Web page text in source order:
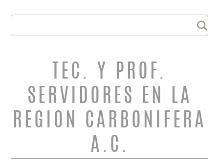
FORMULARIO DE
BÚSQUEDA
Buscar
TEC. Y PROF.
SERVIDORES EN LA
REGION CARBONIFERA
A.C.